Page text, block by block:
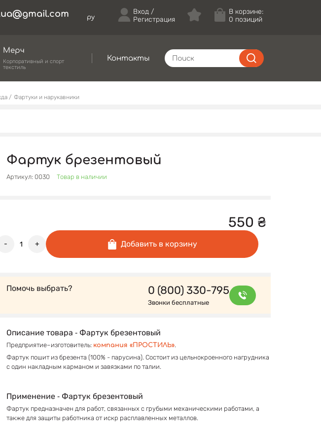
ру
Вход
Регистрация
В корзине:
0 позиций
Мерч
Корпоративный и спорт
текстиль
Контакты
Фартуки и нарукавники
Фартук брезентовый
Артикул: 0030 Товар в наличии
550 ₴
- + Добавить в корзину
Помочь выбрать? 0 (800) 330-795
Звонки бесплатные
Описание товара ‐ Фартук брезентовый
Предприятие–изготовитель: компания «ПРОСТИЛЬ».
Фартук пошит из брезента (100% - парусина). Состоит из цельнокроенного нагрудника
с один накладным карманом и завязками по талии.
Применение ‐ Фартук брезентовый
Фартук предназначен для работ, связанных с грубыми механическими работами, а
также для защиты работника от искр расплавленных металлов.